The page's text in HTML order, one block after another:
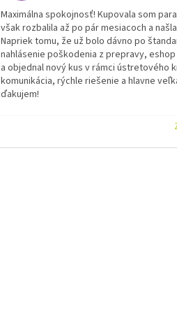
Maximálna spokojnosť! Kupovala som
však rozbalila až po pár mesiacoch a
Napriek tomu, že už bolo dávno po
nahlásenie poškodenia z prepravy,
a objednal nový kus v rámci ústretového
komunikácia, rýchle riešenie a hlavne
ďakujem!